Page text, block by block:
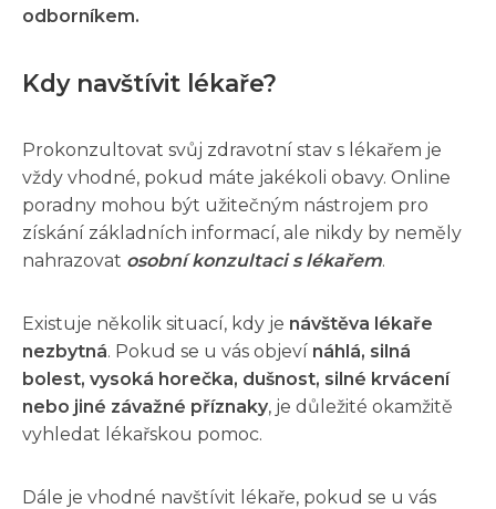
odborníkem.
Kdy navštívit lékaře?
Prokonzultovat svůj zdravotní stav s lékařem je
vždy vhodné, pokud máte jakékoli obavy. Online
poradny mohou být užitečným nástrojem pro
získání základních informací, ale nikdy by neměly
nahrazovat osobní konzultaci s lékařem.
Existuje několik situací, kdy je návštěva lékaře
nezbytná. Pokud se u vás objeví náhlá, silná
bolest, vysoká horečka, dušnost, silné krvácení
nebo jiné závažné příznaky, je důležité okamžitě
vyhledat lékařskou pomoc.
Dále je vhodné navštívit lékaře, pokud se u vás